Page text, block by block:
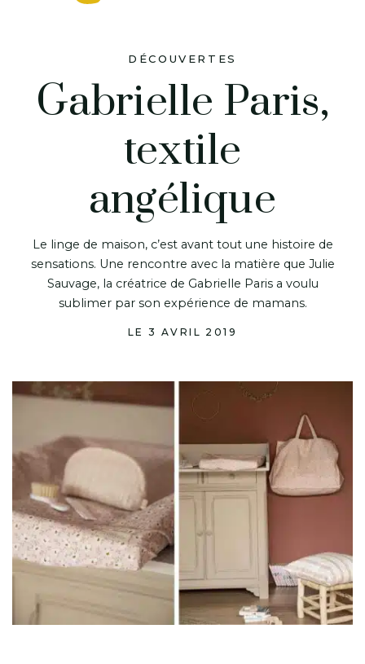
DÉCOUVERTES
Gabrielle Paris,
textile
angélique
Le linge de maison, c’est avant tout une histoire de
sensations. Une rencontre avec la matière que Julie
Sauvage, la créatrice de Gabrielle Paris a voulu
sublimer par son expérience de mamans.
LE 3 AVRIL 2019